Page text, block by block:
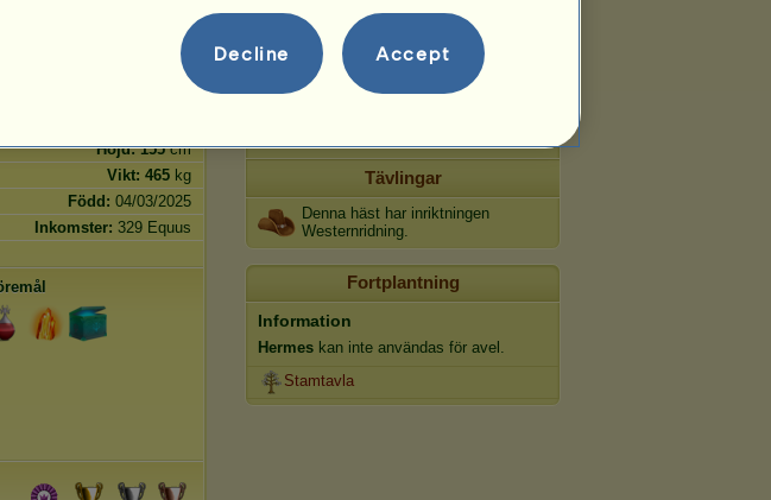
Höjd: 155cm
Vikt: 465 kg
Född: 04/03/2025
Inkomster: 329 Equus
Dressyr
Galopp
Trav
Tävlingar
Denna häst har inriktningen
Westernridning.
Fortplantning
Information
Hermes kan inte användas för avel.
Stamtavla
Decline Accept